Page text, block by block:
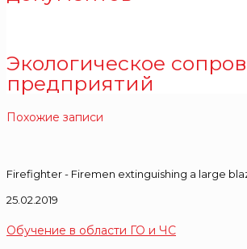
Экологическое
предприятий
Похожие записи
Firefighter - Firemen extinguishing a large
25.02.2019
Обучение в области ГО и ЧС